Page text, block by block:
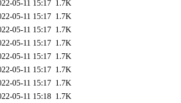
05-11 15:17 1.7K
05-11 15:17 1.7K
05-11 15:17 1.7K
05-11 15:17 1.7K
05-11 15:17 1.7K
05-11 15:17 1.7K
05-11 15:17 1.7K
05-11 15:18 1.7K